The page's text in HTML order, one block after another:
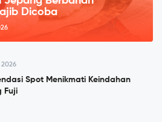
Dicoba
2026
Spot Menikmati Keindahan
Fuji